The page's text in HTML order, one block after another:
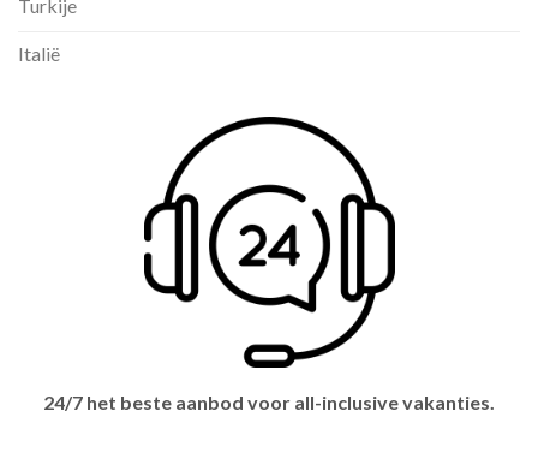
Turkije
Italië
24/7 het beste aanbod voor all-inclusive vakanties.